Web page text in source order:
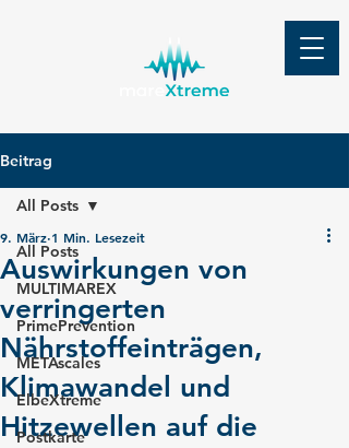
Beitrag
All Posts
MULTIMAREX
PrimePrevention
METAscales
ElbeXtreme
Postkarte
All Posts
Auswirkungen von
verringerten
Nährstoffeinträgen,
Klimawandel und
Hitzewellen auf die
9. März 1 Min. Lesezeit